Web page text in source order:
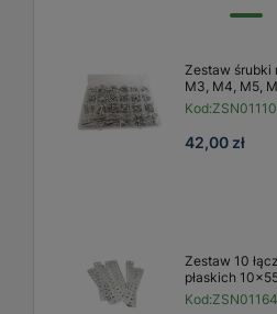
Zestaw śrubki
M3, M4, M5,
Kod:
42,00 zł
Zestaw 10
płaskich
Kod: